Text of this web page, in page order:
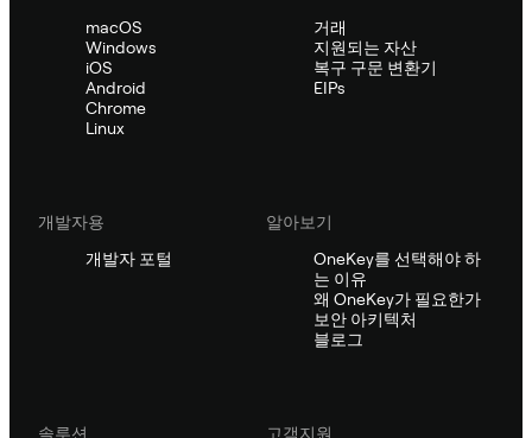
macOS
Windows
iOS
Android
Chrome
Linux
거래
지원되는 자산
복구 구문 변환기
EIPs
개발자용
개발자 포털
알아보기
OneKey를 선택해야 하
는 이유
왜 OneKey가 필요한가
보안 아키텍처
블로그
솔루션
고객지원